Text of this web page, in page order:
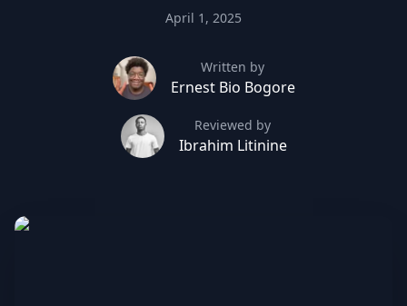
April 1, 2025
Written by
Ernest Bio Bogore
Reviewed by
Ibrahim Litinine